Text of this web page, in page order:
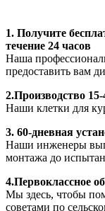
1. Получите
течение 24 часов
Наша
предоставить вам
2.Производство 15-
Наши клетки для
3. 60-дневная
Наши инженеры
монтажа до
4.Первоклассное
Мы здесь, чтобы
советами по